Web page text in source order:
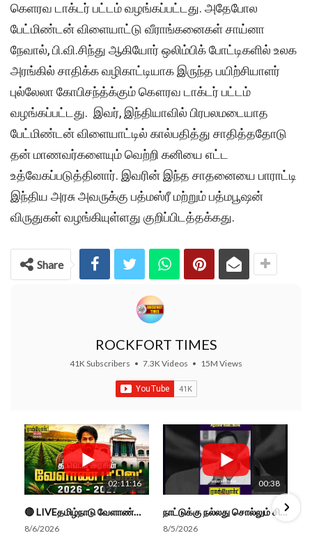
கெளரவ டாக்டர் பட்டம் வழங்கப்பட்டது. அதேபோல
பேட்மிண்டன் விளையாட்டு வீராங்கனைகள் சாய்னா
நேவால், பி.வி.சிந்து ஆகியோர் ஒலிம்பிக் போட்டிகளில் உலக
அரங்கில் சாதிக்க வழிகாட்டியாக இருந்த பயிற்சியாளர்
புல்லேலா கோபிசந்த்க்கும் கௌரவ டாக்டர் பட்டம்
வழங்கப்பட்டது. இவர், இந்தியாவில் பிரபலமடையாத
பேட்மிண்டன் விளையாட்டில் கால்பதித்து சாதித்ததோடு
தன் மாணவர்களையும் வெற்றி கனியை எட்ட
உத்வேகப்படுத்தினார். இவரின் இந்த சாதனையை பாராட்டி
இந்திய அரசு அவருக்கு பத்மஸ்ரீ மற்றும் பத்மபூஷன்
விருதுகள் வழங்கியுள்ளது குறிப்பிடத்தக்கது.
Share
ROCKFORT TIMES
41K Subscribers • 7.3K Videos • 15M Views
02:11:16
🔴 LIVEதமிழ்நாடு வேளாண்மை நிதிநிலை அறிக்கை - 2026-27 |TN Agriculture Budget #live #budget #video #cm
8/6/2026
00:38
நாட்டுக்கு நல்லது சொல்லும் சிறப்பான மேடைப்பேச்சு... #shorts #subscribe #video
8/5/2026